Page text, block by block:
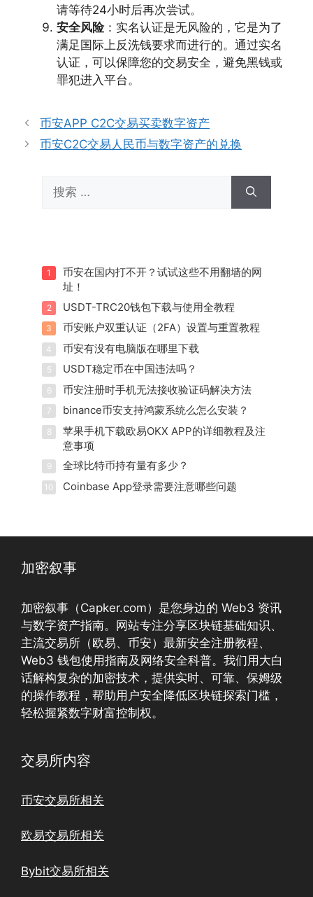
请等待24小时后再次尝试。
安全风险：实名认证是无风险的，它是为了
满足国际上反洗钱要求而进行的。通过实名
认证，可以保障您的交易安全，避免黑钱或
罪犯进入平台。
币安APP C2C交易买卖数字资产
币安C2C交易人民币与数字资产的兑换
索：
1
币安在国内打不开？试试这些不用翻墙的网
址！
2 USDT-TRC20钱包下载与使用全教程
3 币安账户双重认证（2FA）设置与重置教程
4 币安有没有电脑版在哪里下载
5 USDT稳定币在中国违法吗？
6 币安注册时手机无法接收验证码解决方法
7 binance币安支持鸿蒙系统么怎么安装？
8
苹果手机下载欧易OKX APP的详细教程及注
意事项
9 全球比特币持有量有多少？
10 Coinbase App登录需要注意哪些问题
加密叙事
加密叙事（Capker.com）是您身边的 Web3 资讯
与数字资产指南。网站专注分享区块链基础知识、
主流交易所（欧易、币安）最新安全注册教程、
Web3 钱包使用指南及网络安全科普。我们用大白
话解构复杂的加密技术，提供实时、可靠、保姆级
的操作教程，帮助用户安全降低区块链探索门槛，
轻松握紧数字财富控制权。
交易所内容
币安交易所相关
欧易交易所相关
Bybit交易所相关